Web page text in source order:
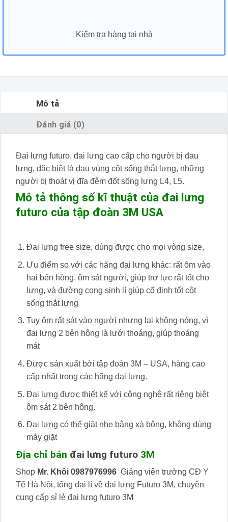
Kiểm tra hàng tại nhà
Mô tả
Đánh giá (0)
Đai lưng futuro, đai lưng cao cấp cho người bị đau
lưng, đặc biệt là đau vùng cột sống thắt lưng, những
người bị thoát vị đĩa đệm đốt sống lưng L4, L5.
Mô tả thông số kĩ thuật của đai lưng
futuro của tập đoàn 3M USA
Đai lưng free size, dùng được cho mọi vòng size,
Ưu điểm so với các hãng đai lưng khác: rất ôm vào
hai bên hông, ôm sát người, giúp trợ lực rất tốt cho
lưng, và đường cong sinh lí giúp cố định tốt cột
sống thắt lưng
Tuy ôm rất sát vào người nhưng lại không nóng, vì
đai lưng 2 bên hông là lưới thoáng, giúp thoáng
mát
Được sản xuất bởi tập đoàn 3M – USA, hàng cao
cấp nhất trong các hãng đai lưng.
Đai lưng được thiết kế với công nghệ rất riêng biệt
ôm sát 2 bên hông.
Đai lưng có thể giặt nhẹ bằng xà bông, không dùng
máy giặt
Địa chỉ bán đai lưng futuro 3M
Shop Mr. Khôi 0987976996 Giảng viên trường CĐ Y
Tế Hà Nội, tổng đại lí về đai lưng Futuro 3M, chuyên
cung cấp sỉ lẻ đai lưng futuro 3M